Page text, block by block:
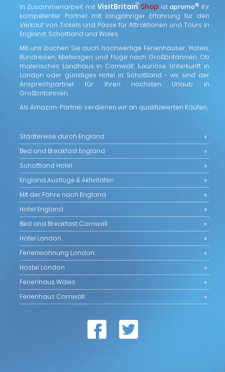
In Zusammenarbeit mitVisitBritain
™ Shop istapromo® Ihr
kompetenter Partner mit langjähriger Erfahrung für den
Verkauf von Tickets und Pässe für Attraktionen und Tours in
England, Schottland und Wales.
Mit uns buchen Sie auch hochwertige Ferienhäuser, Hotels,
Rundreisen, Mietwagen und Flüge nach Großbritannien. Ob
malerisches Landhaus in Cornwall, luxuriöse Unterkunft in
London oder günstiges Hotel in Schottland - wir sind der
Ansprechpartner für Ihren nächsten Urlaub in
Großbritannien.
Als Amazon-Partner verdienen wir an qualifizeierten Käufen.
Städtereise durch England
Bed and Breakfast England
Schottland Hotel
England Ausflüge & Aktivitäten
Mit der Fähre nach England
Hotel England
Bed and Breakfast Cornwall
Hotel London
Ferienwohnung London
Hostel London
Ferienhaus Wales
Ferienhaus Cornwall